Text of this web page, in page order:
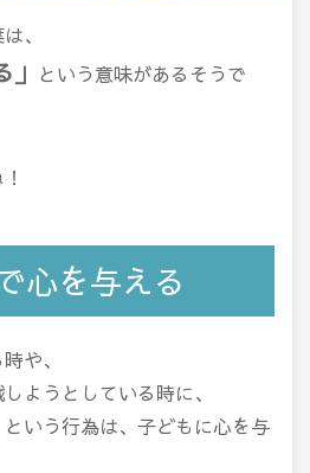
、
」 という意味があるそうで
心を与える
や、
ようとしている時に、
いう行為は、子どもに心を与